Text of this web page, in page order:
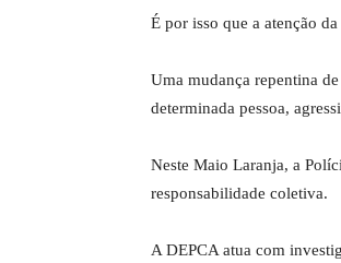
É por isso que a atenção
Uma mudança repentina
determinada pessoa,
Neste Maio Laranja, a
responsabilidade coletiva.
A DEPCA atua com